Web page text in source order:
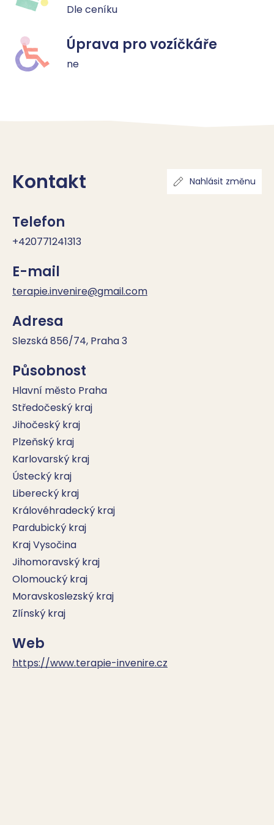
Dle ceníku
Úprava pro vozíčkáře
ne
Kontakt Nahlásit změnu
Telefon
+420771241313
E-mail
terapie.invenire@gmail.com
Adresa
Slezská 856/74, Praha 3
Působnost
Hlavní město Praha
Středočeský kraj
Jihočeský kraj
Plzeňský kraj
Karlovarský kraj
Ústecký kraj
Liberecký kraj
Královéhradecký kraj
Pardubický kraj
Kraj Vysočina
Jihomoravský kraj
Olomoucký kraj
Moravskoslezský kraj
Zlínský kraj
Web
https://www.terapie-invenire.cz